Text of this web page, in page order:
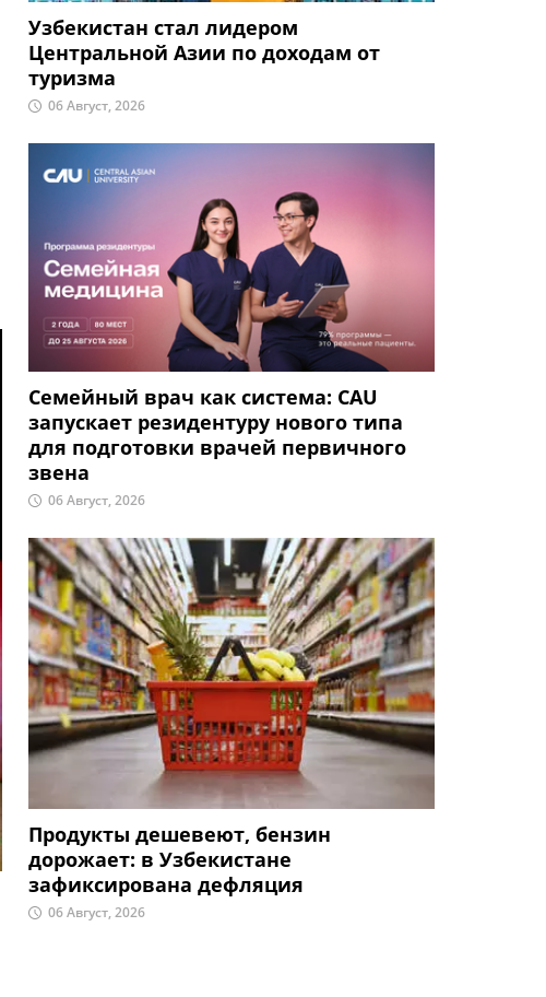
Узбекистан стал лидером
Центральной Азии по доходам от
туризма
06 Август, 2026
Семейный врач как система: CAU
запускает резидентуру нового типа
для подготовки врачей первичного
звена
06 Август, 2026
Продукты дешевеют, бензин
дорожает: в Узбекистане
зафиксирована дефляция
06 Август, 2026